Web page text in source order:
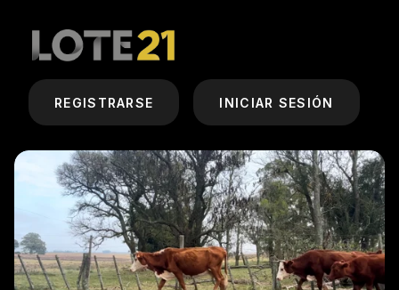
REGISTRARSE INICIAR SESIÓN